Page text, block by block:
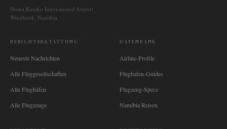
Hosea Kutako International Airport
Windhoek, Namibia
BERICHTERSTATTUNG
Neueste Nachrichten
Alle Fluggesellschaften
Alle Flughäfen
Alle Flugzeuge
DATENBANK
Airline-Profile
Flughafen-Guides
Flugzeug-Specs
Namibia Reisen